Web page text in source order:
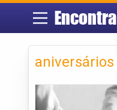
Encontra